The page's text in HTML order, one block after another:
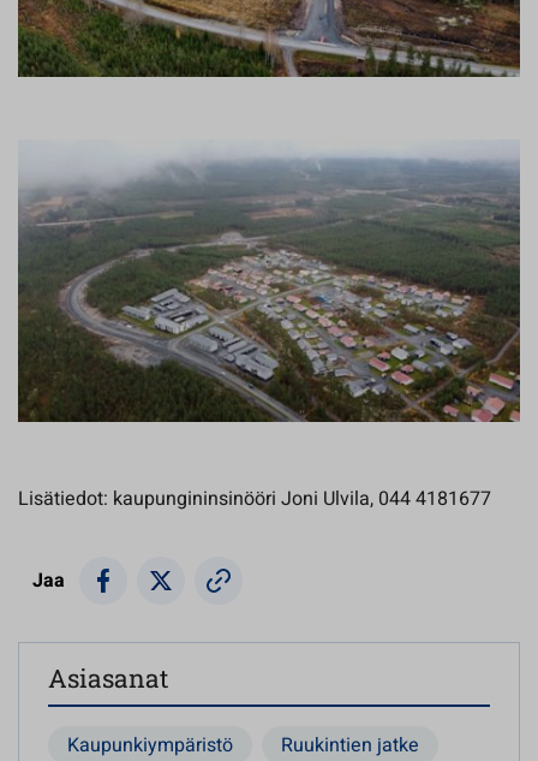
Lisätiedot: kaupungininsinööri Joni Ulvila, 044 4181677
Jaa
Asiasanat
Kaupunkiympäristö Ruukintien jatke